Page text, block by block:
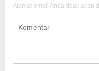
Alamat email Anda tidak akan